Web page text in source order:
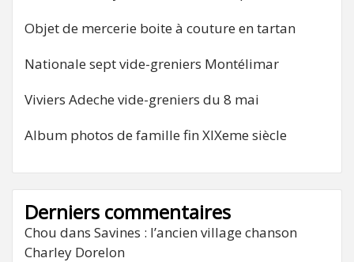
Objet de mercerie boite à couture en tartan
Nationale sept vide-greniers Montélimar
Viviers Adeche vide-greniers du 8 mai
Album photos de famille fin XIXeme siècle
Derniers commentaires
Chou dans Savines : l’ancien village chanson
Charley Dorelon